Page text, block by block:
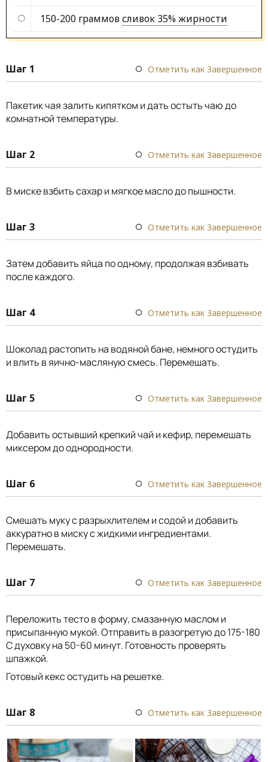
150-200 граммовсливок 35% жирности
Шаг 1 Отметить как Завершенное
Пакетик чая залить кипятком и дать остыть чаю до
комнатной температуры.
Шаг 2 Отметить как Завершенное
В миске взбить сахар и мягкое масло до пышности.
Шаг 3 Отметить как Завершенное
Затем добавить яйца по одному, продолжая взбивать
после каждого.
Шаг 4 Отметить как Завершенное
Шоколад растопить на водяной бане, немного остудить
и влить в яично-масляную смесь. Перемешать.
Шаг 5 Отметить как Завершенное
Добавить остывший крепкий чай и кефир, перемешать
миксером до однородности.
Шаг 6 Отметить как Завершенное
Смешать муку с разрыхлителем и содой и добавить
аккуратно в миску с жидкими ингредиентами.
Перемешать.
Шаг 7 Отметить как Завершенное
Переложить тесто в форму, смазанную маслом и
присыпанную мукой. Отправить в разогретую до 175-180
С духовку на 50-60 минут. Готовность проверять
шпажкой.
Готовый кекс остудить на решетке.
Шаг 8 Отметить как Завершенное